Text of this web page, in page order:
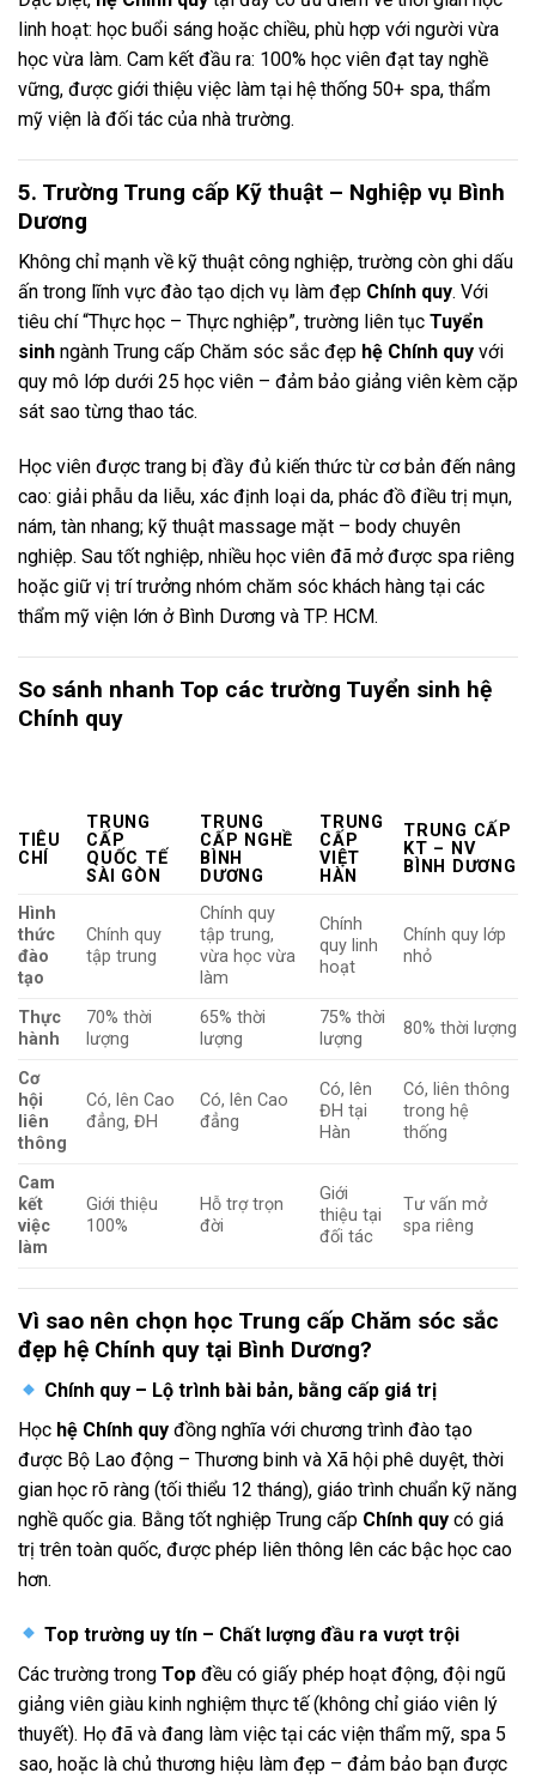
linh hoạt: học buổi sáng hoặc chiều, phù hợp với người vừa
học vừa làm. Cam kết đầu ra: 100% học viên đạt tay nghề
vững, được giới thiệu việc làm tại hệ thống 50+ spa, thẩm
mỹ viện là đối tác của nhà trường.
5. Trường Trung cấp Kỹ thuật – Nghiệp vụ Bình
Dương
Không chỉ mạnh về kỹ thuật công nghiệp, trường còn ghi dấu
ấn trong lĩnh vực đào tạo dịch vụ làm đẹp Chính quy. Với
tiêu chí “Thực học – Thực nghiệp”, trường liên tục Tuyển
sinh ngành Trung cấp Chăm sóc sắc đẹp hệ Chính quy với
quy mô lớp dưới 25 học viên – đảm bảo giảng viên kèm cặp
sát sao từng thao tác.
Học viên được trang bị đầy đủ kiến thức từ cơ bản đến nâng
cao: giải phẫu da liễu, xác định loại da, phác đồ điều trị mụn,
nám, tàn nhang; kỹ thuật massage mặt – body chuyên
nghiệp. Sau tốt nghiệp, nhiều học viên đã mở được spa riêng
hoặc giữ vị trí trưởng nhóm chăm sóc khách hàng tại các
thẩm mỹ viện lớn ở Bình Dương và TP. HCM.
So sánh nhanh Top các trường Tuyển sinh hệ
Chính quy
TIÊU
CHÍ
TRUNG
CẤP
QUỐC TẾ
SÀI GÒN
TRUNG
CẤP NGHỀ
BÌNH
DƯƠNG
TRUNG
CẤP
VIỆT
HÀN
TRUNG CẤP
KT – NV
BÌNH DƯƠNG
Hình
thức
đào
tạo
Chính quy
tập trung
Chính quy
tập trung,
vừa học vừa
làm
Chính
quy linh
hoạt
Chính quy lớp
nhỏ
Thực
hành
70% thời
lượng
65% thời
lượng
75% thời
lượng
80% thời lượng
Cơ
hội
liên
thông
Có, lên Cao
đẳng, ĐH
Có, lên Cao
đẳng
Có, lên
ĐH tại
Hàn
Có, liên thông
trong hệ
thống
Cam
kết
việc
làm
Giới thiệu
100%
Hỗ trợ trọn
đời
Giới
thiệu tại
đối tác
Tư vấn mở
spa riêng
Vì sao nên chọn học Trung cấp Chăm sóc sắc
đẹp hệ Chính quy tại Bình Dương?
Chính quy – Lộ trình bài bản, bằng cấp giá trị
Học hệ Chính quy đồng nghĩa với chương trình đào tạo
được Bộ Lao động – Thương binh và Xã hội phê duyệt, thời
gian học rõ ràng (tối thiểu 12 tháng), giáo trình chuẩn kỹ năng
nghề quốc gia. Bằng tốt nghiệp Trung cấp Chính quy có giá
trị trên toàn quốc, được phép liên thông lên các bậc học cao
hơn.
Top trường uy tín – Chất lượng đầu ra vượt trội
Các trường trong Top đều có giấy phép hoạt động, đội ngũ
giảng viên giàu kinh nghiệm thực tế (không chỉ giáo viên lý
thuyết). Họ đã và đang làm việc tại các viện thẩm mỹ, spa 5
sao, hoặc là chủ thương hiệu làm đẹp – đảm bảo bạn được